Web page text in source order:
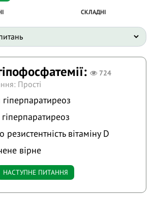
СКЛАДНІ
724
Прості
вітаміну D
вірне
НАСТУПНЕ ПИТАННЯ